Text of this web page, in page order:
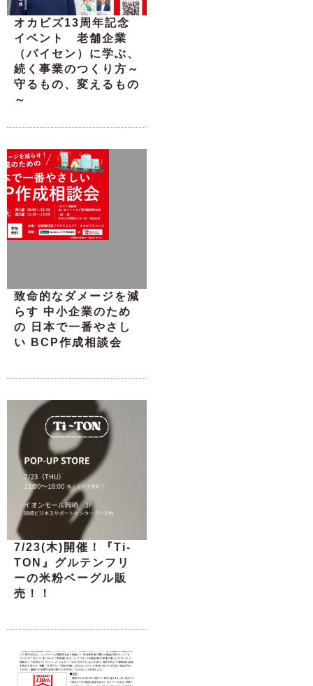
オカビズ13周年記念
イベント 老舗企業
（パイセン）に学ぶ、
続く事業のつくり方～
守るもの、変えるもの
～
致命的なダメージを減
らす 中小企業のため
の 日本で一番やさし
い BCP作成相談会
7/23(木)開催！『Ti-
TON』グルテンフリ
ーの米粉ベーグル販
売！！